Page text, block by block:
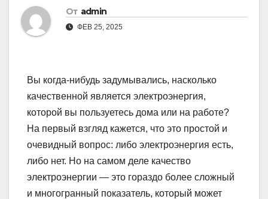
От admin
ФЕВ 25, 2025
Вы когда-нибудь задумывались, насколько
качественной является электроэнергия,
которой вы пользуетесь дома или на работе?
На первый взгляд кажется, что это простой и
очевидный вопрос: либо электроэнергия есть,
либо нет. Но на самом деле качество
электроэнергии — это гораздо более сложный
и многогранный показатель, который может